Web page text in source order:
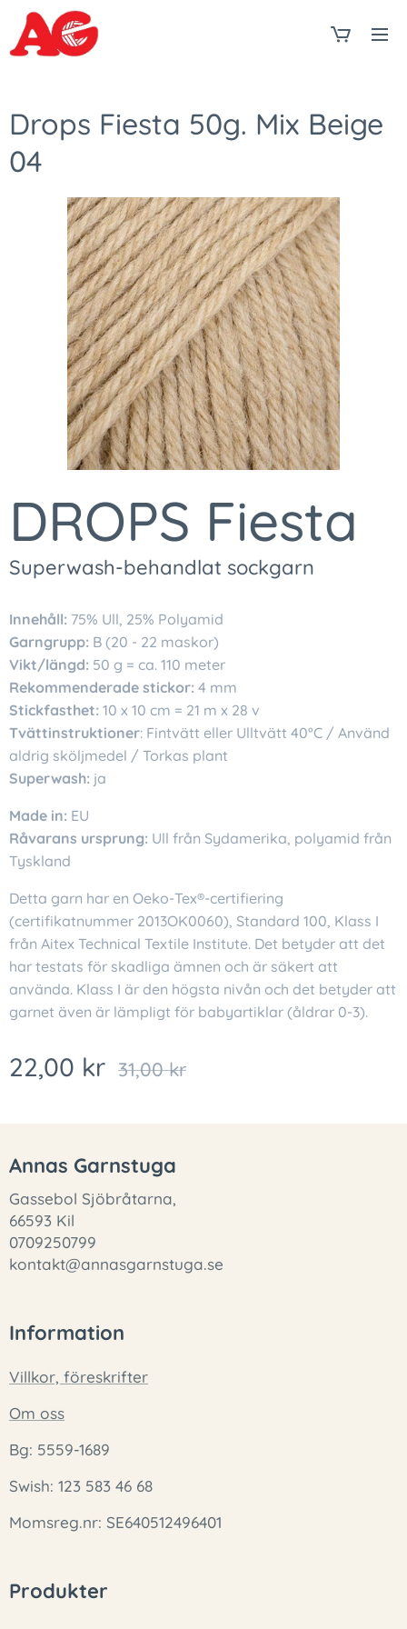
Drops Fiesta 50g. Mix Beige
04
DROPS Fiesta
Superwash-behandlat sockgarn
Innehåll: 75% Ull, 25% Polyamid
Garngrupp: B (20 - 22 maskor)
Vikt/längd: 50 g = ca. 110 meter
Rekommenderade stickor: 4 mm
Stickfasthet: 10 x 10 cm = 21 m x 28 v
Tvättinstruktioner: Fintvätt eller Ulltvätt 40°C / Använd
aldrig sköljmedel / Torkas plant
Superwash: ja
Made in: EU
Råvarans ursprung: Ull från Sydamerika, polyamid från
Tyskland
Detta garn har en Oeko-Tex®-certifiering
(certifikatnummer 2013OK0060), Standard 100, Klass I
från Aitex Technical Textile Institute. Det betyder att det
har testats för skadliga ämnen och är säkert att
använda. Klass I är den högsta nivån och det betyder att
garnet även är lämpligt för babyartiklar (åldrar 0-3).
22,00 kr 31,00kr
Annas Garnstuga
Gassebol Sjöbråtarna,
66593 Kil
0709250799
kontakt@annasgarnstuga.se
Information
Villkor, föreskrifter
Om oss
Bg: 5559-1689
Swish: 123 583 46 68
Momsreg.nr: SE640512496401
Produkter